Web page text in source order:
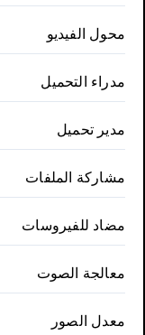
محول الفيديو
مدراء التحميل
مدير تحميل
مشاركة الملفات
مضاد للفيروسات
معالجة الصوت
معدل الصور